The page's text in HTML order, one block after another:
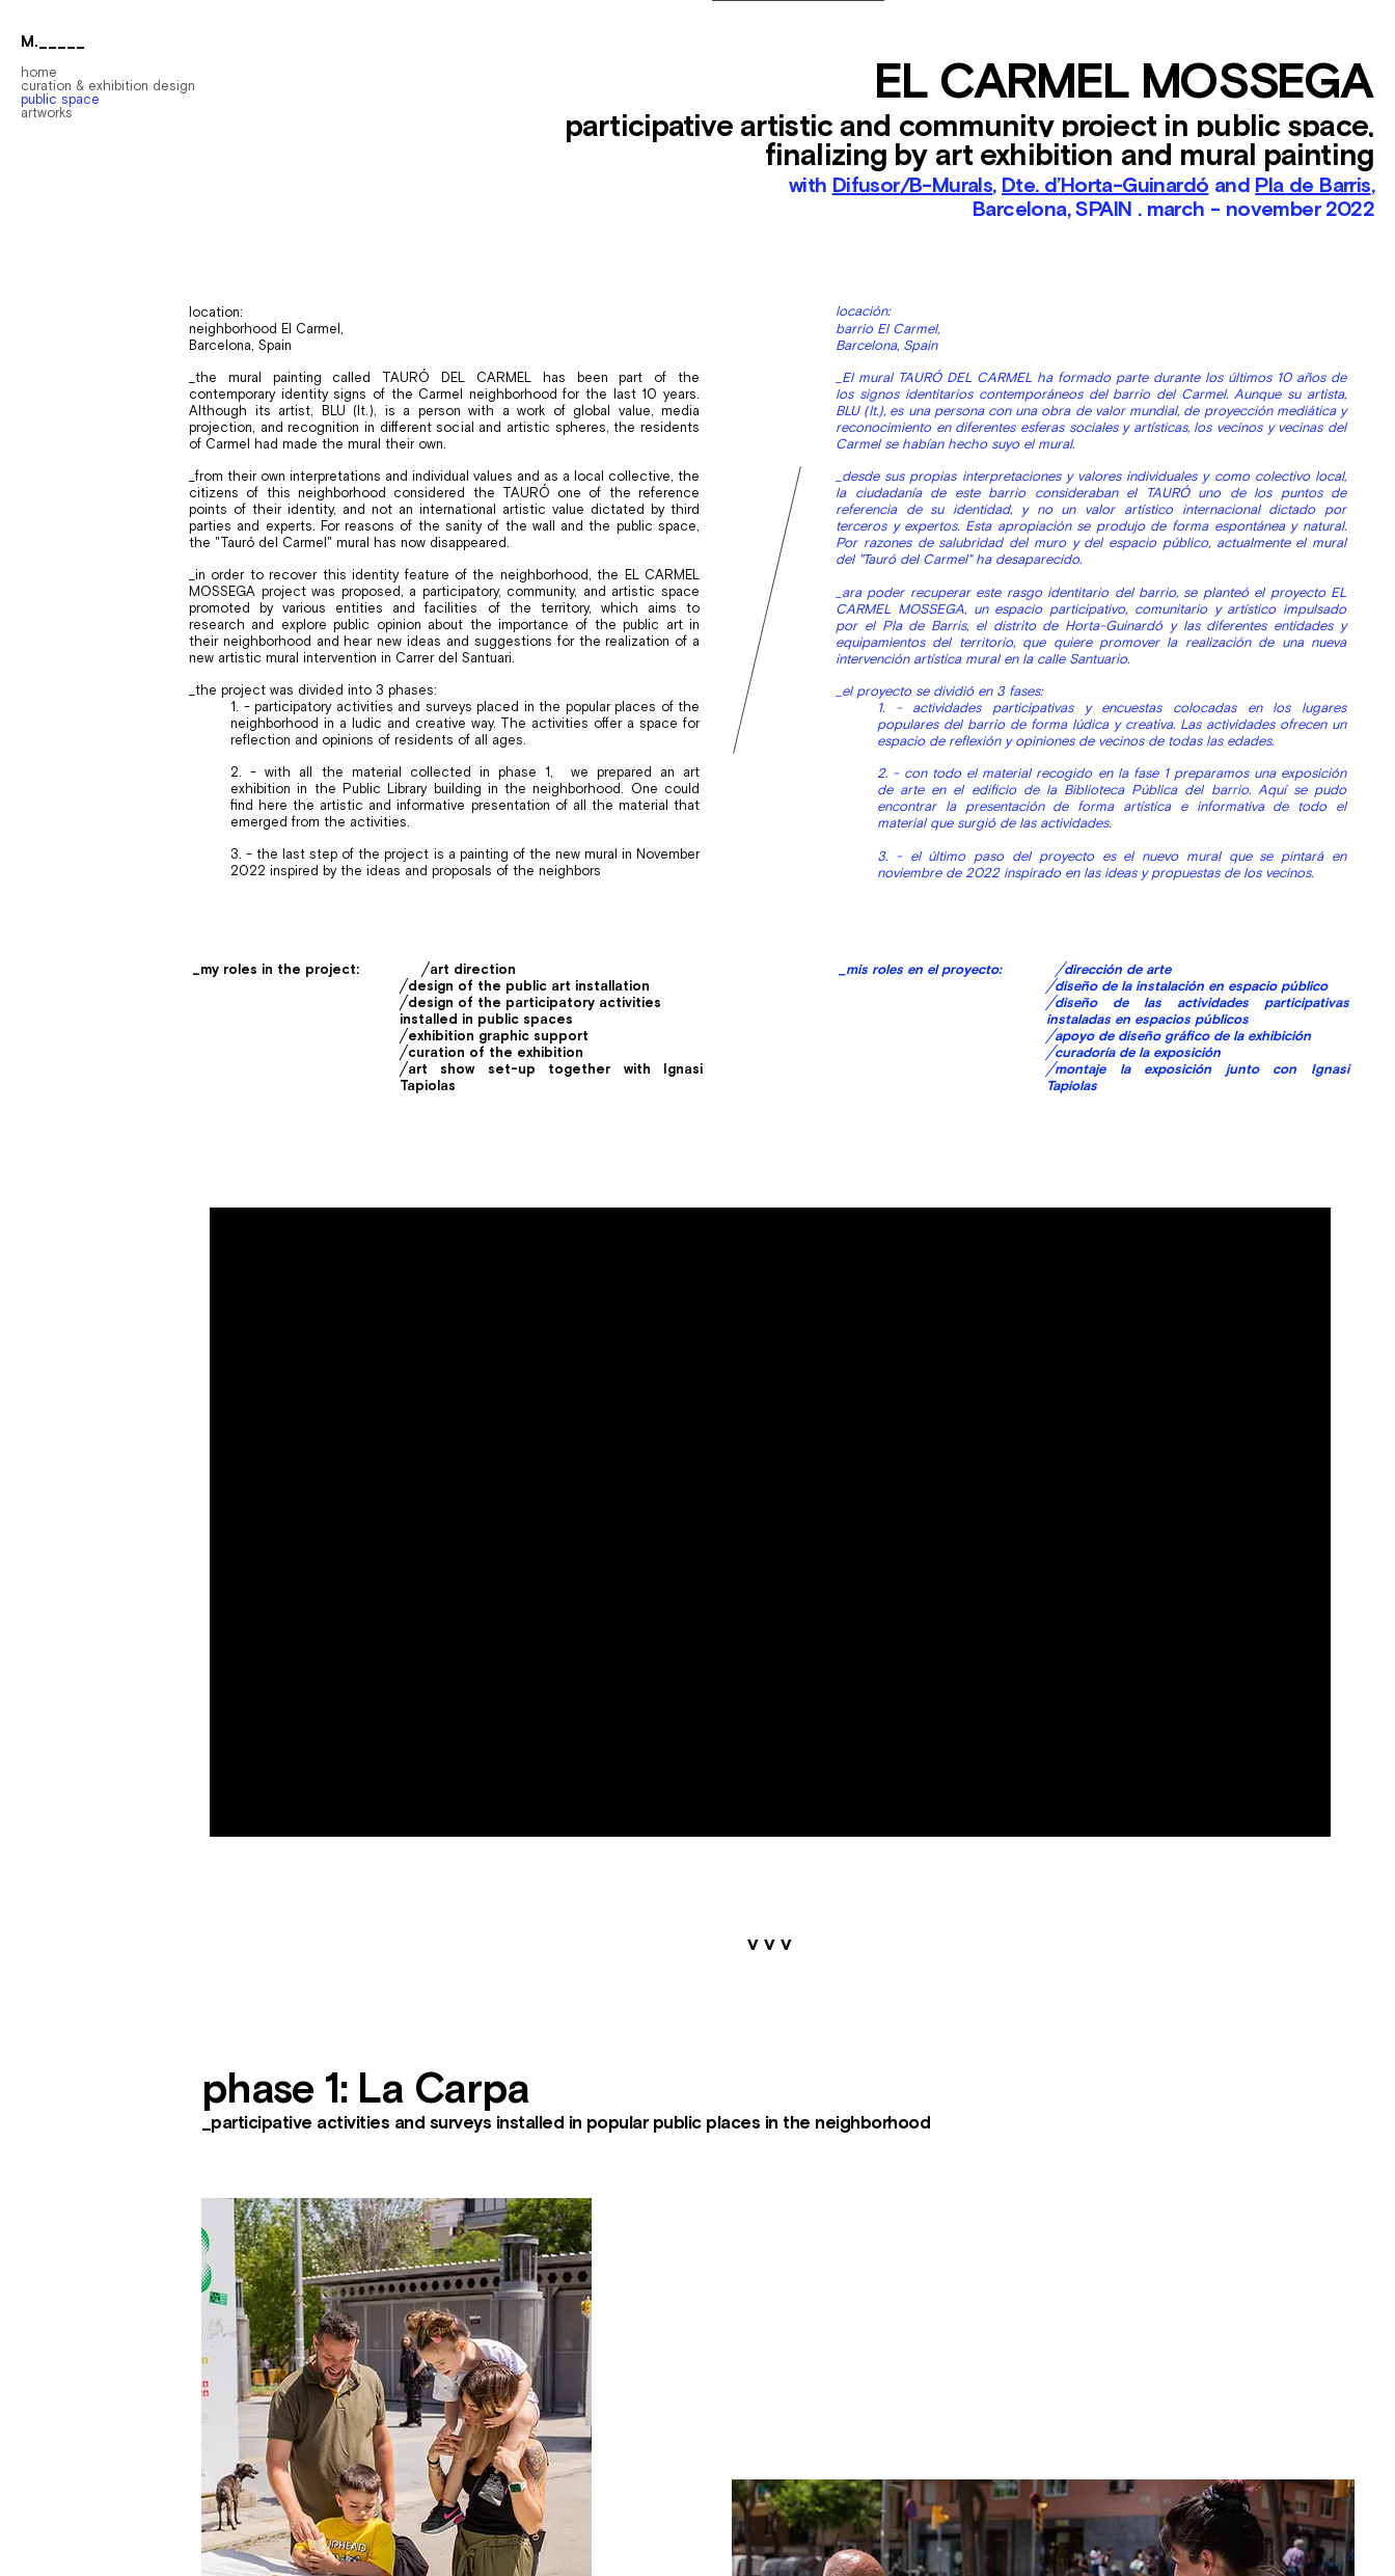
M._____
home
curation & exhibition design
public space
artworks
EL CARMEL MOSSEGA
participative artistic and community project in public space,
finalizing byart exhibition and mural painting
with Difusor/B-Murals, Dte. d’Horta-Guinardó and Pla de Barris,
Barcelona, SPAIN . march - november 2022
location:
neighborhood El Carmel,
Barcelona, Spain
the mural painting called TAURÓ DEL CARMEL has been part of the
contemporary identity signs of the Carmel neighborhood for the last 10 years.
Although its artist, BLU (It.), is a person with a work of global value, media
projection, and recognition in different social and artistic spheres, the residents
of Carmel had made the mural their own.
_from their own interpretations and individual values ​​and as a local collective, the
citizens of this neighborhood considered the TAURÓ one of the reference
points of their identity, and not an international artistic value dictated by third
parties and experts. For reasons of the sanity of the wall and the public space,
the "Tauró del Carmel" mural has now disappeared.
_in order to recover this identity feature of the neighborhood, the EL CARMEL
MOSSEGA project was proposed, a participatory, community, and artistic space
promoted by various entities and facilities of the territory, which aims to
research and explore public opinion about the importance of the public art in
their neighborhood and hear new ideas and suggestions for the realization of a
new artistic mural intervention in Carrer del Santuari.
_the project was divided into 3 phases:
1. - participatory activities and surveys placed in the popular places of the
neighborhood in a ludic and creative way. The activities offer a space for
reflection and opinions of residents of all ages. ​
2. - with all the material collected in phase 1, we prepared an art
exhibition in the Public Library building in the neighborhood. One could
find here the artistic and informative presentation of all the material that
emerged from the activities.
3. - the last step of the project is a painting of the new mural in November
2022 inspired by the ideas and proposals of the neighbors
locación:
barrio El Carmel,
Barcelona, Spain
El mural TAURÓ DEL CARMEL ha formado parte durante los últimos 10 años de
los signos identitarios contemporáneos del barrio del Carmel. Aunque su artista,
BLU (It.), es una persona con una obra de valor mundial, de proyección mediática y
reconocimiento en diferentes esferas sociales y artísticas, los vecinos y vecinas del
Carmel se habían hecho suyo el mural.
_desde sus propias interpretaciones y valores individuales y como colectivo local,
la ciudadanía de este barrio consideraban el TAURÓ uno de los puntos de
referencia de su identidad, y no un valor artístico internacional dictado por
terceros y expertos. Esta apropiación se produjo de forma espontánea y natural.
Por razones de salubridad del muro y del espacio público, actualmente el mural
del "Tauró del Carmel" ha desaparecido.
_ara poder recuperar este rasgo identitario del barrio, se planteó el proyecto EL
CARMEL MOSSEGA, un espacio participativo, comunitario y artístico impulsado
por el Pla de Barris, el distrito de Horta-Guinardó y las diferentes entidades y
equipamientos del territorio, que quiere promover la realización de una nueva
intervención artística mural en la calle Santuario.
_el proyecto se dividió en 3 fases:
1. - actividades participativas y encuestas colocadas en los lugares
populares del barrio de forma lúdica y creativa. Las actividades ofrecen un
espacio de reflexión y opiniones de vecinos de todas las edades. ​
2. - con todo el material recogido en la fase 1 preparamos una exposición
de arte en el edificio de la Biblioteca Pública del barrio. Aquí se pudo
encontrar la presentación de forma artística e informativa de todo el
material que surgió de las actividades.
3. - el último paso del proyecto es el nuevo mural que se pintará en
noviembre de 2022 inspirado en las ideas y propuestas de los vecinos.
_my roles in the project: ╱art direction
╱design of the public art installation
╱design of the participatory activities
installed in public spaces
╱exhibition graphic support
╱curation of the exhibition
╱art show set-up together with Ignasi
Tapiolas
_mis roles en el proyecto: ╱dirección de arte
╱diseño de la instalación en espacio público
╱diseño de las actividades participativas
instaladas en espacios públicos
╱apoyo de diseño gráfico de la exhibición
╱curadoría de la exposición
╱montaje la exposición junto con Ignasi
Tapiolas
v v v
phase 1: La Carpa
_participative activities and surveys installed in popular public places in the neighborhood